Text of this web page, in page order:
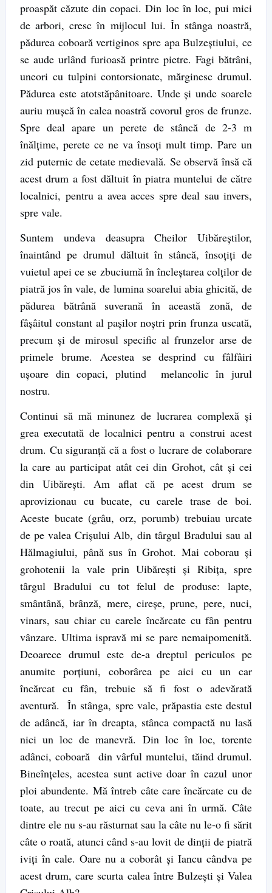
proaspăt căzute din copaci. Din loc în loc, pui mici
de arbori, cresc în mijlocul lui. În stânga noastră,
pădurea coboară vertiginos spre apa Bulzeştiului, ce
se aude urlând furioasă printre pietre. Fagi bătrâni,
uneori cu tulpini contorsionate, mărginesc drumul.
Pădurea este atotstăpânitoare. Unde şi unde soarele
auriu muşcă în calea noastră covorul gros de frunze.
Spre deal apare un perete de stâncă de 2-3 m
înălţime, perete ce ne va însoţi mult timp. Pare un
zid puternic de cetate medievală. Se observă însă că
acest drum a fost dăltuit în piatra muntelui de către
localnici, pentru a avea acces spre deal sau invers,
spre vale.
Suntem undeva deasupra Cheilor Uibăreştilor,
înaintând pe drumul dăltuit în stâncă, însoţiţi de
vuietul apei ce se zbuciumă în încleştarea colţilor de
piatră jos în vale, de lumina soarelui abia ghicită, de
pădurea bătrână suverană în această zonă, de
fâşâitul constant al paşilor noştri prin frunza uscată,
precum şi de mirosul specific al frunzelor arse de
primele brume. Acestea se desprind cu fâlfâiri
uşoare din copaci, plutind melancolic în jurul
nostru.
Continui să mă minunez de lucrarea complexă şi
grea executată de localnici pentru a construi acest
drum. Cu siguranţă că a fost o lucrare de colaborare
la care au participat atât cei din Grohot, cât şi cei
din Uibăreşti. Am aflat că pe acest drum se
aprovizionau cu bucate, cu carele trase de boi.
Aceste bucate (grâu, orz, porumb) trebuiau urcate
de pe valea Crişului Alb, din târgul Bradului sau al
Hălmagiului, până sus în Grohot. Mai coborau şi
grohotenii la vale prin Uibăreşti şi Ribiţa, spre
târgul Bradului cu tot felul de produse: lapte,
smântână, brânză, mere, cireşe, prune, pere, nuci,
vinars, sau chiar cu carele încărcate cu fân pentru
vânzare. Ultima ispravă mi se pare nemaipomenită.
Deoarece drumul este de-a dreptul periculos pe
anumite porţiuni, coborârea pe aici cu un car
încărcat cu fân, trebuie să fi fost o adevărată
aventură. În stânga, spre vale, prăpastia este destul
de adâncă, iar în dreapta, stânca compactă nu lasă
nici un loc de manevră. Din loc în loc, torente
adânci, coboară din vârful muntelui, tăind drumul.
Bineînţeles, acestea sunt active doar în cazul unor
ploi abundente. Mă întreb câte care încărcate cu de
toate, au trecut pe aici cu ceva ani în urmă. Câte
dintre ele nu s-au răsturnat sau la câte nu le-o fi sărit
câte o roată, atunci când s-au lovit de dinţii de piatră
iviţi în cale. Oare nu a coborât şi Iancu cândva pe
acest drum, care scurta calea între Bulzeşti şi Valea